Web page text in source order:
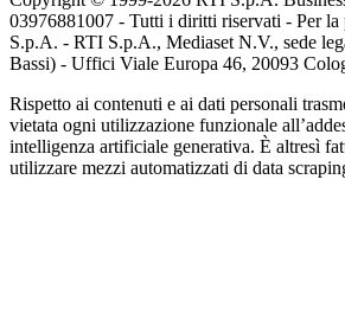
03976881007 - Tutti i diritti riservati - Per
S.p.A. - RTI S.p.A., Mediaset N.V., sede
Bassi) - Uffici Viale Europa 46, 20093
Rispetto ai contenuti e ai dati personali
vietata ogni utilizzazione funzionale
intelligenza artificiale generativa. È altresì
utilizzare mezzi automatizzati di data